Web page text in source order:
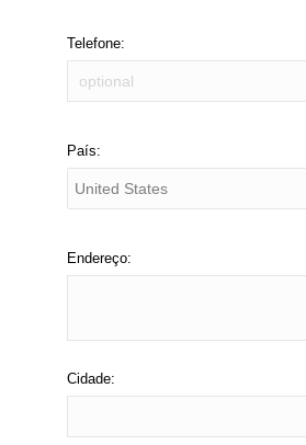
Telefone:
País:
Endereço:
Cidade: